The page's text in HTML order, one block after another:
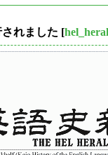
れました [